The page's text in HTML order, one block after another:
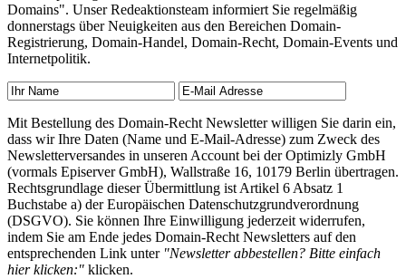
Domains". Unser Redeaktionsteam informiert Sie regelmäßig
donnerstags über Neuigkeiten aus den Bereichen Domain-
Registrierung, Domain-Handel, Domain-Recht, Domain-Events und
Internetpolitik.
Mit Bestellung des Domain-Recht Newsletter willigen Sie darin ein,
dass wir Ihre Daten (Name und E-Mail-Adresse) zum Zweck des
Newsletterversandes in unseren Account bei der Optimizly GmbH
(vormals Episerver GmbH), Wallstraße 16, 10179 Berlin übertragen.
Rechtsgrundlage dieser Übermittlung ist Artikel 6 Absatz 1
Buchstabe a) der Europäischen Datenschutzgrundverordnung
(DSGVO). Sie können Ihre Einwilligung jederzeit widerrufen,
indem Sie am Ende jedes Domain-Recht Newsletters auf den
entsprechenden Link unter "Newsletter abbestellen? Bitte einfach
hier klicken:" klicken.